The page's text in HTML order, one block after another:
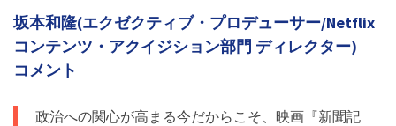
坂本和隆(エクゼクティブ・プロデューサー/Netflix
コンテンツ・アクイジション部門 ディレクター​)
コメント
政治への関心が高まる今だからこそ、映画『新聞記